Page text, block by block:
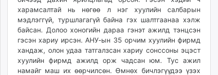
харамсалтай нь нөгөө л нэг хуулийн салбарын
мэдлэггүй, туршлагагүй байна гэх шалтгаанаа хэлж
байсан. Долоо хоногийн дараа гэнэт ажилд тэнцсэн
гэсэн хариу ирсэн. АНУ-ын 35 орчим хуулийн фирмд
хандаж, олон удаа татгалзсан хариу сонссоны эцэст
хуулийн фирмд ажилд орж чадсан юм. Тус ажил
намайг маш их өөрчилсөн. Өмнөх бичлэгүүдээ үзэх